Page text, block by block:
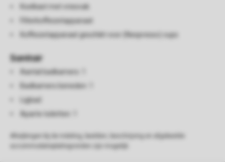
Koelkast met vriesvak
Filterkoffiezetapparaat
Koffiezetapparaat geschikt voor (Nespresso) cups
Sanitair
Aantal badkamers: 1
Badkamers beneden: 1
Ligbad
Aparte toiletten: 1